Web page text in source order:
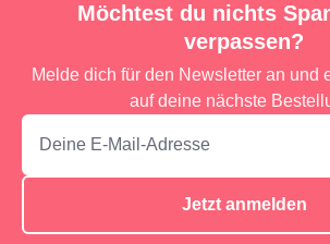
Möchtest du nichts
verpassen?
Melde dich für den Newsletter an und
auf deine nächste
Jetzt anmelden